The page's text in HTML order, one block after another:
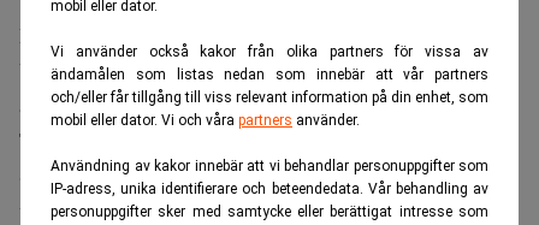
mobil eller dator.
Vi använder också kakor från olika partners för vissa av
ändamålen som listas nedan som innebär att vår partners
och/eller får tillgång till viss relevant information på din enhet, som
mobil eller dator. Vi och våra partners använder.
Användning av kakor innebär att vi behandlar personuppgifter som
IP-adress, unika identifierare och beteendedata. Vår behandling av
personuppgifter sker med samtycke eller berättigat intresse som
Har anpassat sig till europeiska regler
Västeuropa upplevde sin varmaste junimånad någonsin i
år, och temperaturerna passerade 40 grader på flera håll i
Tyskland.
Samtidigt väntas fler värmeböljor innan sommaren är över,
vilket driver försäljningen av kylsystem i en region där